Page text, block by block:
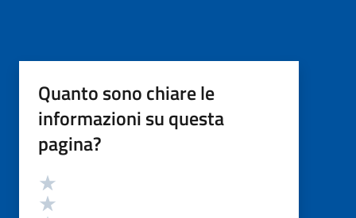
Quanto sono chiare le
informazioni su questa
pagina?
Valutazione